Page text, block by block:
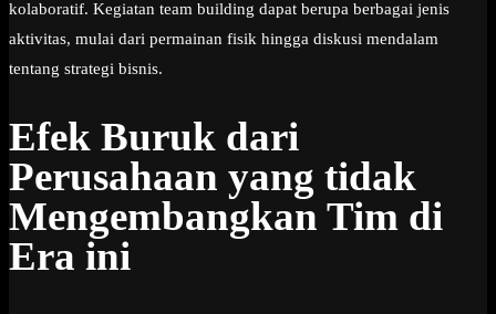
kolaboratif. Kegiatan team building dapat berupa berbagai jenis
aktivitas, mulai dari permainan fisik hingga diskusi mendalam
tentang strategi bisnis.
Efek Buruk dari
Perusahaan yang tidak
Mengembangkan Tim di
Era ini